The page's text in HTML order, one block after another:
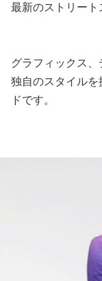
最新のストリート
グラフィックス、
独自のスタイル
ドです。